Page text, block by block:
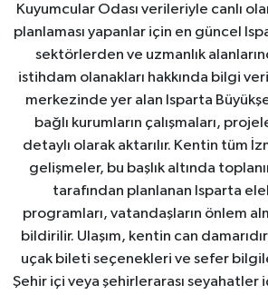
Kuyumcular Odası verileriyle canlı
planlaması yapanlar için en güncel
sektörlerden ve uzmanlık
istihdam olanakları hakkında bilgi
merkezinde yer alan Isparta
bağlı kurumların çalışmaları,
detaylı olarak aktarılır. Kentin tüm
gelişmeler, bu başlık altında
tarafından planlanan Isparta
programları, vatandaşların önlem
bildirilir. Ulaşım, kentin can
uçak bileti seçenekleri ve sefer
Şehir içi veya şehirlerarası seyahatler